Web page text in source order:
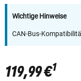
Wichtige Hinweise
CAN-Bus-
119,99 €1